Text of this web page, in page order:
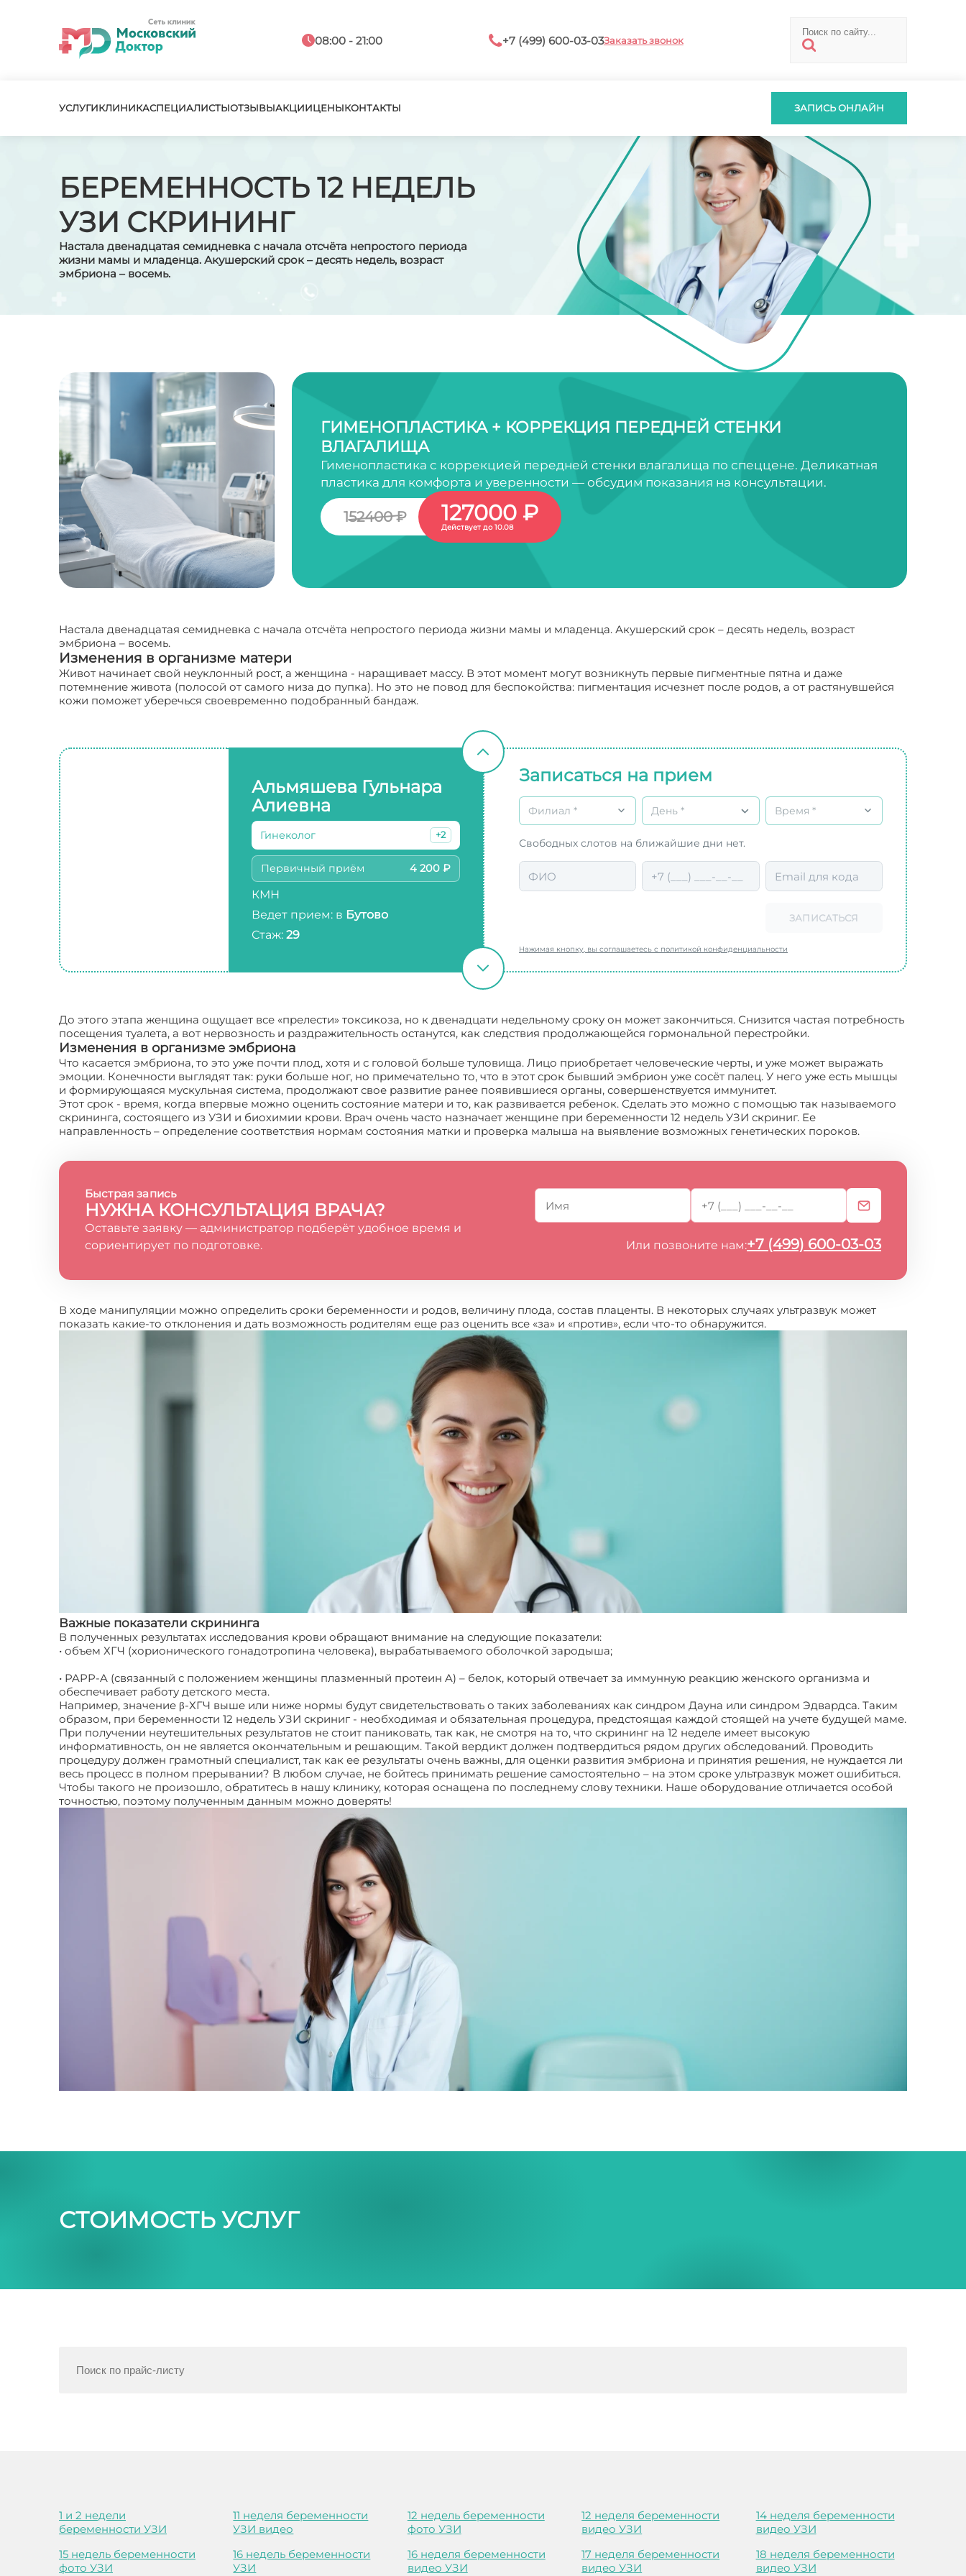
08:00 - 21:00 +7 (499) 600-03-03Заказать звонок
УСЛУГИКЛИНИКАСПЕЦИАЛИСТЫОТЗЫВЫАКЦИИЦЕНЫКОНТАКТЫ ЗАПИСЬ ОНЛАЙН
БЕРЕМЕННОСТЬ 12 НЕДЕЛЬ
УЗИ СКРИНИНГ
Настала двенадцатая семидневка с начала отсчёта непростого периода
жизни мамы и младенца. Акушерский срок – десять недель, возраст
эмбриона – восемь.
ГИМЕНОПЛАСТИКА + КОРРЕКЦИЯ ПЕРЕДНЕЙ СТЕНКИ
ВЛАГАЛИЩА
Гименопластика с коррекцией передней стенки влагалища по спеццене. Деликатная
пластика для комфорта и уверенности — обсудим показания на консультации.
152400 ₽ 127000 ₽
Действует до 10.08
Настала двенадцатая семидневка с начала отсчёта непростого периода жизни мамы и младенца. Акушерский срок – десять недель, возраст
эмбриона – восемь.
Изменения в организме матери
Живот начинает свой неуклонный рост, а женщина - наращивает массу. В этот момент могут возникнуть первые пигментные пятна и даже
потемнение живота (полосой от самого низа до пупка). Но это не повод для беспокойства: пигментация исчезнет после родов, а от растянувшейся
кожи поможет уберечься своевременно подобранный бандаж.
Альмяшева Гульнара
Алиевна
Гинеколог +2
Первичный приём 4 200 ₽
КМН
Ведет прием: в Бутово
Стаж: 29
Записаться на прием
Филиал * День * Время *
Свободных слотов на ближайшие дни нет.
ЗАПИСАТЬСЯ
Нажимая кнопку, вы соглашаетесь с политикой конфиденциальности
До этого этапа женщина ощущает все «прелести» токсикоза, но к двенадцати недельному сроку он может закончиться. Снизится частая потребность
посещения туалета, а вот нервозность и раздражительность останутся, как следствия продолжающейся гормональной перестройки.
Изменения в организме эмбриона
Что касается эмбриона, то это уже почти плод, хотя и с головой больше туловища. Лицо приобретает человеческие черты, и уже может выражать
эмоции. Конечности выглядят так: руки больше ног, но примечательно то, что в этот срок бывший эмбрион уже сосёт палец. У него уже есть мышцы
и формирующаяся мускульная система, продолжают свое развитие ранее появившиеся органы, совершенствуется иммунитет.
Этот срок - время, когда впервые можно оценить состояние матери и то, как развивается ребенок. Сделать это можно с помощью так называемого
скрининга, состоящего из УЗИ и биохимии крови. Врач очень часто назначает женщине при беременности 12 недель УЗИ скриниг. Ее
направленность – определение соответствия нормам состояния матки и проверка малыша на выявление возможных генетических пороков.
Быстрая запись
НУЖНА КОНСУЛЬТАЦИЯ ВРАЧА?
Оставьте заявку — администратор подберёт удобное время и
сориентирует по подготовке.
Или позвоните нам:+7 (499) 600-03-03
В ходе манипуляции можно определить сроки беременности и родов, величину плода, состав плаценты. В некоторых случаях ультразвук может
показать какие-то отклонения и дать возможность родителям еще раз оценить все «за» и «против», если что-то обнаружится.
Важные показатели скрининга
В полученных результатах исследования крови обращают внимание на следующие показатели:
• объем ХГЧ (хорионического гонадотропина человека), вырабатываемого оболочкой зародыша;
• PAPP-A (связанный с положением женщины плазменный протеин A) – белок, который отвечает за иммунную реакцию женского организма и
обеспечивает работу детского места.
Например, значение β-ХГЧ выше или ниже нормы будут свидетельствовать о таких заболеваниях как синдром Дауна или синдром Эдвардса. Таким
образом, при беременности 12 недель УЗИ скриниг - необходимая и обязательная процедура, предстоящая каждой стоящей на учете будущей маме.
При получении неутешительных результатов не стоит паниковать, так как, не смотря на то, что скрининг на 12 неделе имеет высокую
информативность, он не является окончательным и решающим. Такой вердикт должен подтвердиться рядом других обследований. Проводить
процедуру должен грамотный специалист, так как ее результаты очень важны, для оценки развития эмбриона и принятия решения, не нуждается ли
весь процесс в полном прерывании? В любом случае, не бойтесь принимать решение самостоятельно – на этом сроке ультразвук может ошибиться.
Чтобы такого не произошло, обратитесь в нашу клинику, которая оснащена по последнему слову техники. Наше оборудование отличается особой
точностью, поэтому полученным данным можно доверять!
СТОИМОСТЬ УСЛУГ
1 и 2 недели
беременности УЗИ
11 неделя беременности
УЗИ видео
12 недель беременности
фото УЗИ
12 неделя беременности
видео УЗИ
14 неделя беременности
видео УЗИ
15 недель беременности
фото УЗИ
16 недель беременности
УЗИ
16 неделя беременности
видео УЗИ
17 неделя беременности
видео УЗИ
18 неделя беременности
видео УЗИ